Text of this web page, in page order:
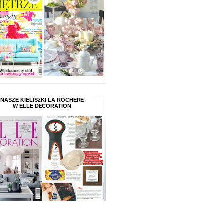
NASZE KIELISZKI LA ROCHERE
W ELLE DECORATION